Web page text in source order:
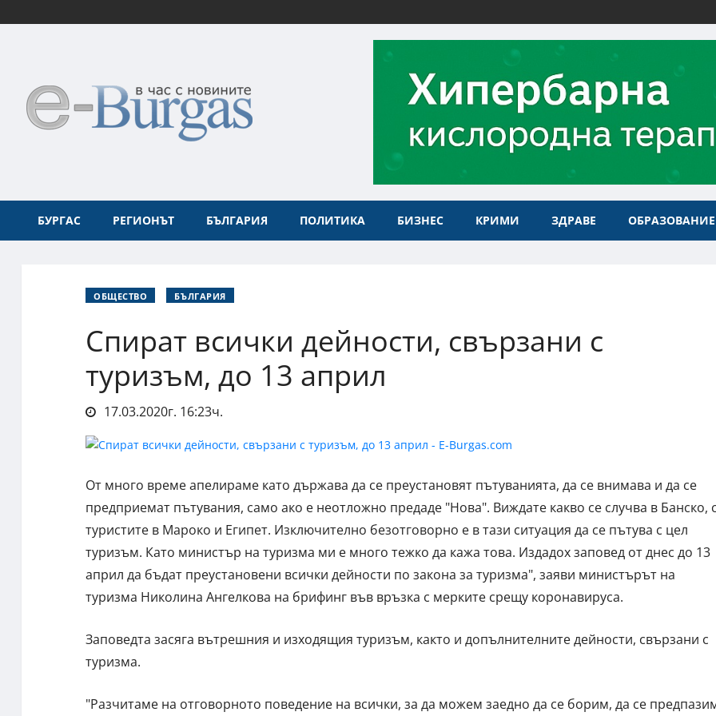
БУРГАС РЕГИОНЪТ БЪЛГАРИЯ ПОЛИТИКА БИЗНЕС КРИМИ ЗДРАВЕ ОБРАЗОВАНИЕ
ОБЩЕСТВО БЪЛГАРИЯ
Спират всички дейности, свързани с
туризъм, до 13 април
17.03.2020г. 16:23ч.
От много време апелираме като държава да се преустановят пътуванията, да се внимава и да се
предприемат пътувания, само ако е неотложно предаде "Нова". Виждате какво се случва в Банско,
туристите в Мароко и Египет. Изключително безотговорно е в тази ситуация да се пътува с цел
туризъм. Като министър на туризма ми е много тежко да кажа това. Издадох заповед от днес до 13
април да бъдат преустановени всички дейности по закона за туризма", заяви министърът на
туризма Николина Ангелкова на брифинг във връзка с мерките срещу коронавируса.
Заповедта засяга вътрешния и изходящия туризъм, както и допълнителните дейности, свързани с
туризма.
"Разчитаме на отговорното поведение на всички, за да можем заедно да се борим, да се